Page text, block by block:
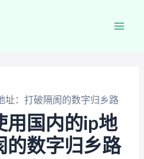
址：打破隔阂的数字归乡路
用国内的ip地
的数字归乡路